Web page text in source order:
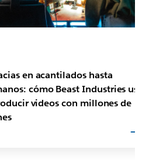
en acantilados hasta
cómo Beast Industries usa
videos con millones de